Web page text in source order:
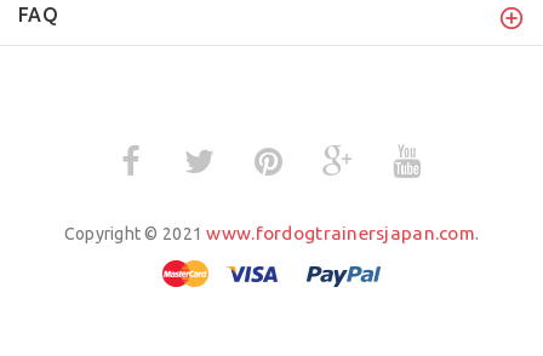
FAQ
Copyright © 2021www.fordogtrainersjapan.com.